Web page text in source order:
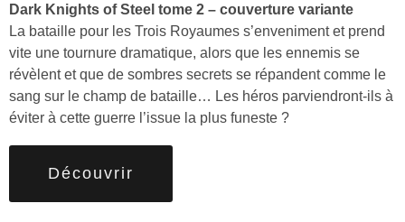
Dark Knights of Steel tome 2 – couverture variante
La bataille pour les Trois Royaumes s’enveniment et prend
vite une tournure dramatique, alors que les ennemis se
révèlent et que de sombres secrets se répandent comme le
sang sur le champ de bataille… Les héros parviendront-ils à
éviter à cette guerre l’issue la plus funeste ?
Découvrir